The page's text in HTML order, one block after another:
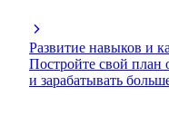
Развитие навыков и
Постройте свой план
и зарабатывать